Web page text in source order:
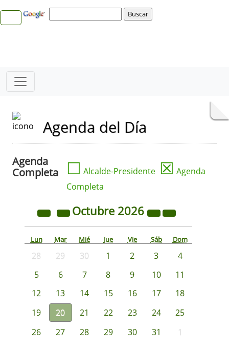
Agenda del Día
Agenda
Completa
☐ Alcalde-Presidente ☒ Agenda
Completa
Octubre 2026
Lun Mar Mié Jue Vie Sáb Dom
28 29 30 1 2 3
4
5
6 7 8 9 10
11
12
13 14 15 16 17
18
19
20 21 22 23 24
25
26
27 28 29 30 31 1